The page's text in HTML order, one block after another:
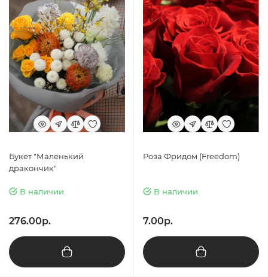
Букет "Маленький
дракончик"
В наличии
276.00р.
Роза Фридом (Freedom)
В наличии
7.00р.